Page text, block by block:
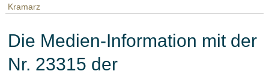
Kramarz
Die Medien-Information mit der
Nr. 23315 der